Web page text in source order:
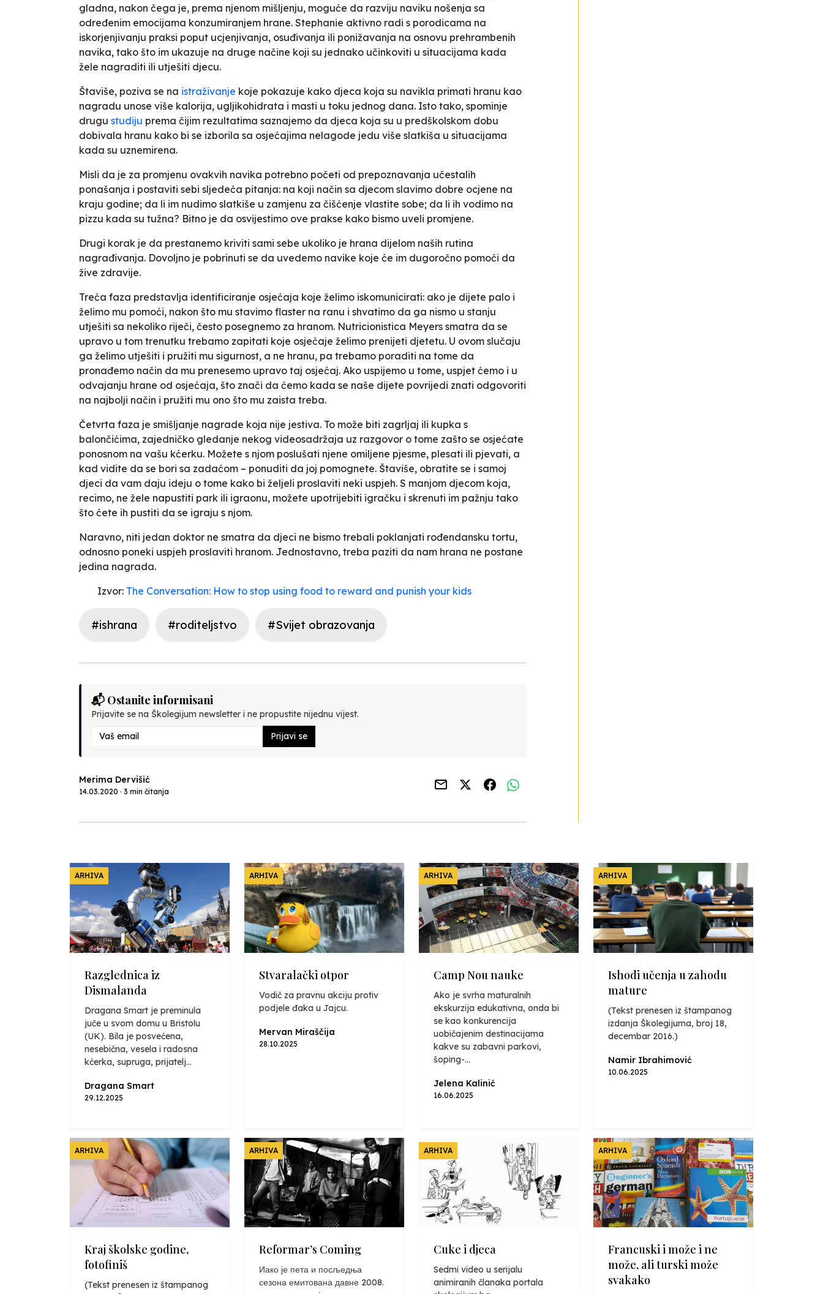
gladna, nakon čega je, prema njenom mišljenju, moguće da razviju naviku nošenja sa
određenim emocijama konzumiranjem hrane. Stephanie aktivno radi s porodicama na
iskorjenjivanju praksi poput ucjenjivanja, osuđivanja ili ponižavanja na osnovu prehrambenih
navika, tako što im ukazuje na druge načine koji su jednako učinkoviti u situacijama kada
žele nagraditi ili utješiti djecu.
Štaviše, poziva se na istraživanje koje pokazuje kako djeca koja su navikla primati hranu kao
nagradu unose više kalorija, ugljikohidrata i masti u toku jednog dana. Isto tako, spominje
drugu studiju prema čijim rezultatima saznajemo da djeca koja su u predškolskom dobu
dobivala hranu kako bi se izborila sa osjećajima nelagode jedu više slatkiša u situacijama
kada su uznemirena.
Misli da je za promjenu ovakvih navika potrebno početi od prepoznavanja učestalih
ponašanja i postaviti sebi sljedeća pitanja: na koji način sa djecom slavimo dobre ocjene na
kraju godine; da li im nudimo slatkiše u zamjenu za čišćenje vlastite sobe; da li ih vodimo na
pizzu kada su tužna? Bitno je da osvijestimo ove prakse kako bismo uveli promjene.
Drugi korak je da prestanemo kriviti sami sebe ukoliko je hrana dijelom naših rutina
nagrađivanja. Dovoljno je pobrinuti se da uvedemo navike koje će im dugoročno pomoći da
žive zdravije.
Treća faza predstavlja identificiranje osjećaja koje želimo iskomunicirati: ako je dijete palo i
želimo mu pomoći, nakon što mu stavimo flaster na ranu i shvatimo da ga nismo u stanju
utješiti sa nekoliko riječi, često posegnemo za hranom. Nutricionistica Meyers smatra da se
upravo u tom trenutku trebamo zapitati koje osjećaje želimo prenijeti djetetu. U ovom slučaju
ga želimo utješiti i pružiti mu sigurnost, a ne hranu, pa trebamo poraditi na tome da
pronađemo način da mu prenesemo upravo taj osjećaj. Ako uspijemo u tome, uspjet ćemo i u
odvajanju hrane od osjećaja, što znači da ćemo kada se naše dijete povrijedi znati odgovoriti
na najbolji način i pružiti mu ono što mu zaista treba.
Četvrta faza je smišljanje nagrade koja nije jestiva. To može biti zagrljaj ili kupka s
balončićima, zajedničko gledanje nekog videosadržaja uz razgovor o tome zašto se osjećate
ponosnom na vašu kćerku. Možete s njom poslušati njene omiljene pjesme, plesati ili pjevati, a
kad vidite da se bori sa zadaćom – ponuditi da joj pomognete. Štaviše, obratite se i samoj
djeci da vam daju ideju o tome kako bi željeli proslaviti neki uspjeh. S manjom djecom koja,
recimo, ne žele napustiti park ili igraonu, možete upotrijebiti igračku i skrenuti im pažnju tako
što ćete ih pustiti da se igraju s njom.
Naravno, niti jedan doktor ne smatra da djeci ne bismo trebali poklanjati rođendansku tortu,
odnosno poneki uspjeh proslaviti hranom. Jednostavno, treba paziti da nam hrana ne postane
jedina nagrada.
Izvor: The Conversation: How to stop using food to reward and punish your kids
#ishrana #roditeljstvo #Svijet obrazovanja
📬 Ostanite informisani
Prijavite se na Školegijum newsletter i ne propustite nijednu vijest.
Prijavi se
Merima Dervišić
14.03.2020 · 3 min čitanja
ARHIVA
Razglednica iz
Dismalanda
Dragana Smart je preminula
juče u svom domu u Bristolu
(UK). Bila je posvećena,
nesebična, vesela i radosna
kćerka, supruga, prijatelj...
Dragana Smart
29.12.2025
ARHIVA
Stvaralački otpor
Vodič za pravnu akciju protiv
podjele đaka u Jajcu.
Mervan Miraščija
28.10.2025
ARHIVA
Camp Nou nauke
Ako je svrha maturalnih
ekskurzija edukativna, onda bi
se kao konkurencija
uobičajenim destinacijama
kakve su zabavni parkovi,
šoping-...
Jelena Kalinić
16.06.2025
ARHIVA
Ishodi učenja u zahodu
mature
(Tekst prenesen iz štampanog
izdanja Školegijuma, broj 18,
decembar 2016.)
Namir Ibrahimović
10.06.2025
ARHIVA
Kraj školske godine,
fotofiniš
(Tekst prenesen iz štampanog
ARHIVA
Reformar’s Coming
Иако је пета и посљедња
сезона емитована давне 2008.
ARHIVA
Cuke i djeca
Sedmi video u serijalu
animiranih članaka portala
ARHIVA
Francuski i može i ne
može, ali turski može
svakako